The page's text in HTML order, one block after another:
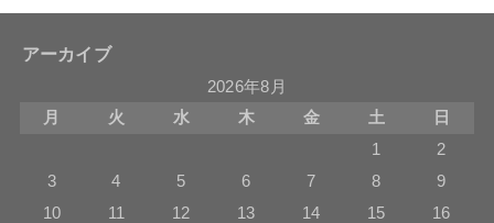
アーカイブ
2026年8月
月
火 水 木 金 土
日
1
2
3
4 5 6 7 8
9
10
11 12 13 14 15
16